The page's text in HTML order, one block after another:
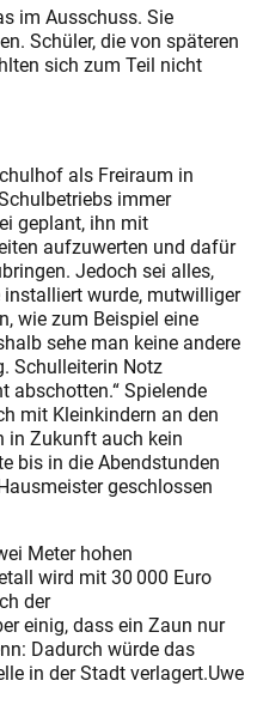
im Ausschuss. Sie
Schüler, die von späteren
sich zum Teil nicht
als Freiraum in
immer
geplant, ihn mit
aufzuwerten und dafür
Jedoch sei alles,
wurde, mutwilliger
wie zum Beispiel eine
sehe man keine andere
Schulleiterin Notz
abschotten.“ Spielende
mit Kleinkindern an den
in Zukunft auch kein
bis in die Abendstunden
geschlossen
Meter hohen
wird mit 30 000 Euro
der
einig, dass ein Zaun nur
Dadurch würde das
in der Stadt verlagert.Uwe